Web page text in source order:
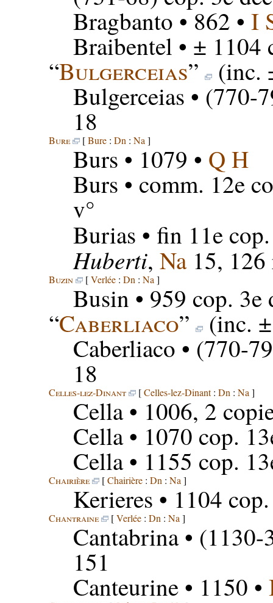
Bragbanto • 862 • I
Braibentel • ± 1104
“Bulgerceias” (inc.
Bulgerceias • (770-
18
Bure [Bure: Dn : Na ]
Burs • 1079 • Q H
Burs • comm. 12e
v°
Burias • fin 11e
Huberti, Na15, 126
Buzin [Verlée: Dn : Na ]
Busin • 959 cop. 3e
“Caberliaco” (inc.
Caberliaco • (770-
18
Celles-lez-Dinant [Celles-lez-Dinant: Dn : Na ]
Cella• 1006, 2
Cella• 1070 cop.
Cella• 1155 cop.
Chairière [Chairière: Dn : Na ]
Kerieres • 1104
Chantraine [Verlée: Dn : Na ]
Cantabrina• (1130-
151
Canteurine• 1150 •